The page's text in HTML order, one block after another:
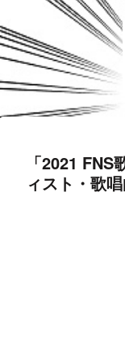
「2021
ィスト・歌